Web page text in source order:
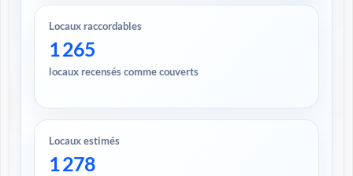
Locaux raccordables
1 265
locaux recensés comme couverts
Locaux estimés
1 278